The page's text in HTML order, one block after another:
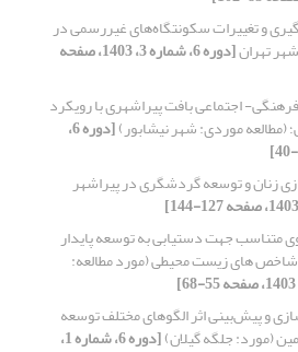
و تغییرات سکونتگاه‌های غیررسمی در
تهران [دوره 6، شماره 3، 1403، صفحه
اجتماعی بافت پیراشهری با رویکرد
(مطالعه موردی: شهر نیشابور) [دوره 6،
زنان و توسعه گردشگری در پیراشهر
متناسب جهت دستیابی به توسعه پایدار
شاخص های زیست محیطی (مورد مطالعه:
و پیش‌بینی اثر الگوهای مختلف توسعه
(مورد: جلگه گیلان) [دوره 6، شماره 1،